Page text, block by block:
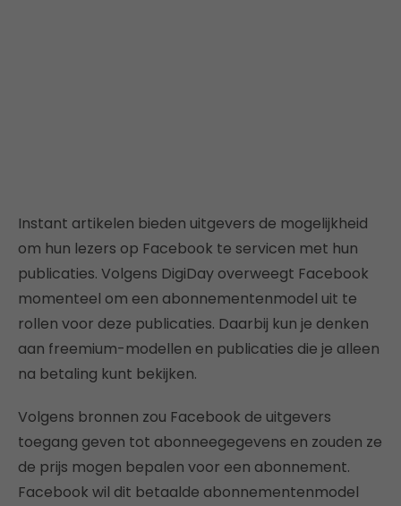
Instant artikelen bieden uitgevers de mogelijkheid
om hun lezers op Facebook te servicen met hun
publicaties. Volgens DigiDay overweegt Facebook
momenteel om een abonnementenmodel uit te
rollen voor deze publicaties. Daarbij kun je denken
aan freemium-modellen en publicaties die je alleen
na betaling kunt bekijken.
Volgens bronnen zou Facebook de uitgevers
toegang geven tot abonneegegevens en zouden ze
de prijs mogen bepalen voor een abonnement.
Facebook wil dit betaalde abonnementenmodel